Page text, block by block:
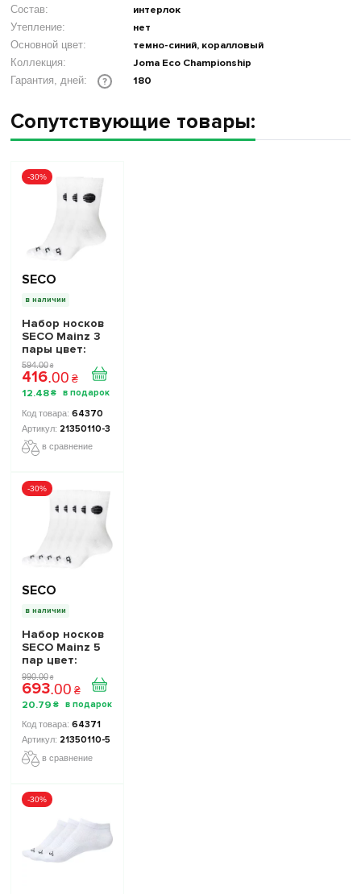
Состав: интерлок
Утепление: нет
Основной цвет: темно-синий, коралловый
Коллекция: Joma Eco Championship
Гарантия, дней: ? 180
Сопутствующие товары:
-30%
SECO
в наличии
Набор носков
SECO Mainz 3
пары цвет:
белый
594.00 ₴
416.00 ₴
12.48 ₴
64370
21350110-3
в сравнение
-30%
SECO
в наличии
Набор носков
SECO Mainz 5
пар цвет:
белый
990.00 ₴
693.00 ₴
20.79 ₴
64371
21350110-5
в сравнение
-30%